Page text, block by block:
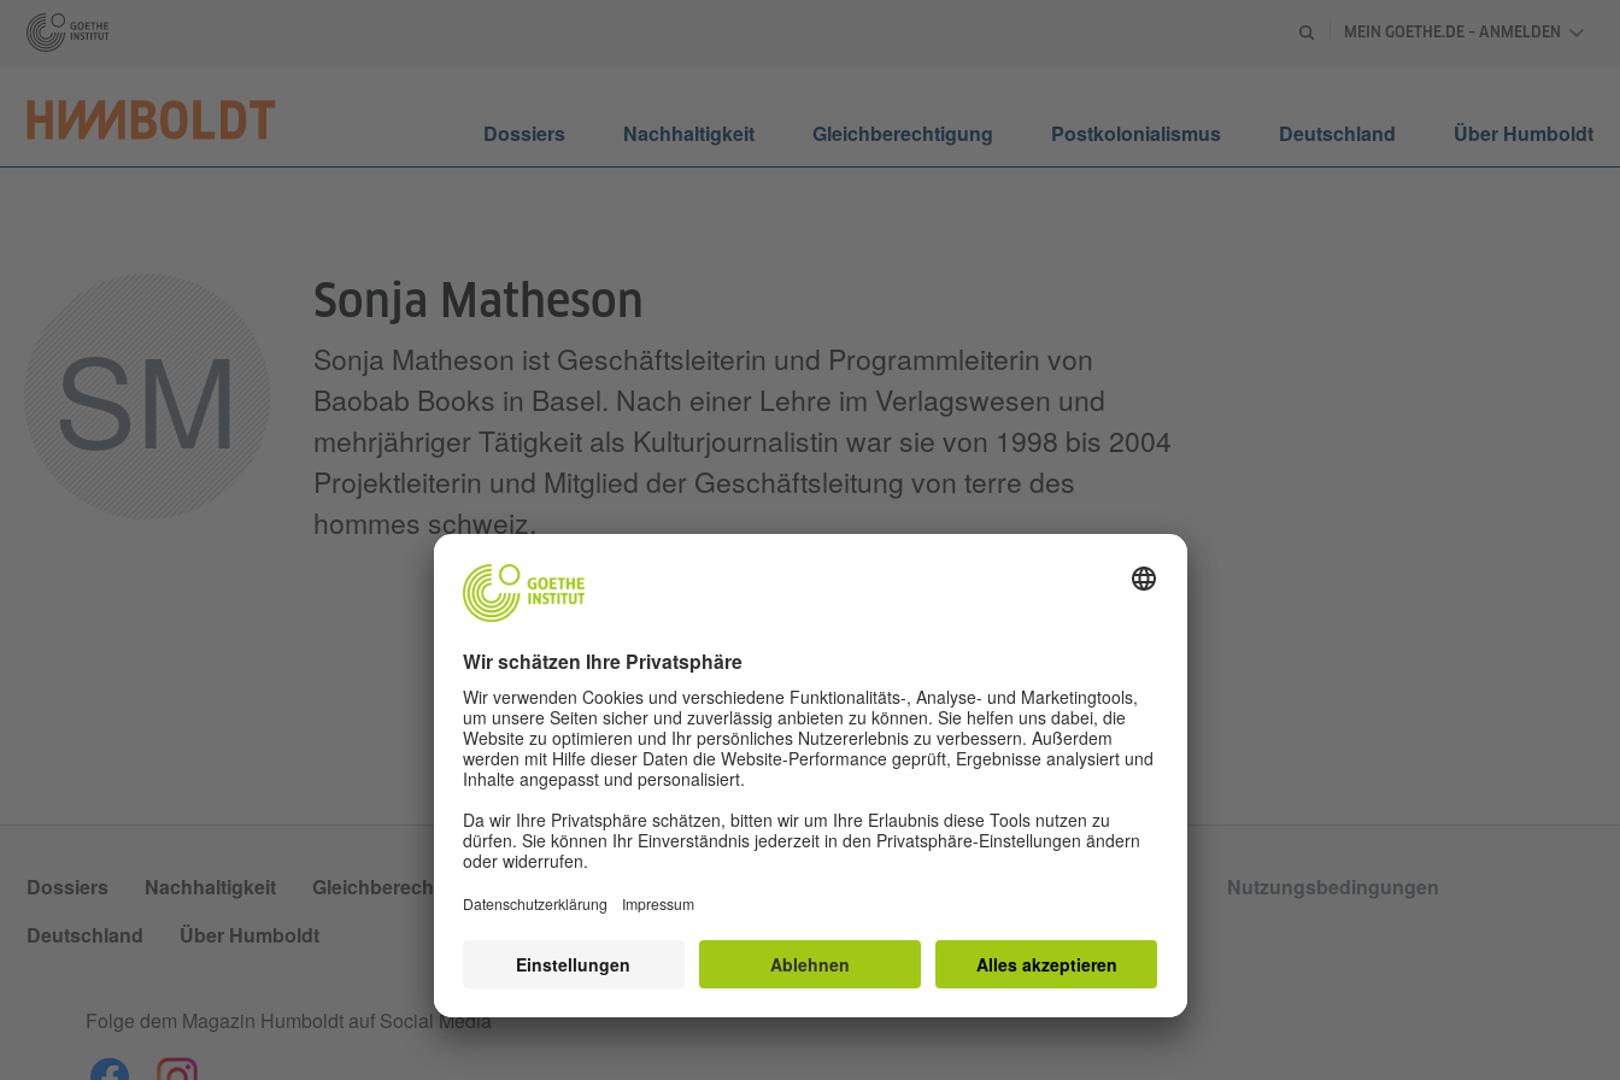
MEIN GOETHE.DE – ANMELDEN
Dossiers Nachhaltigkeit Gleichberechtigung Postkolonialismus Deutschland Über Humboldt
SM
Sonja Matheson
Sonja Matheson ist Geschäftsleiterin und Programmleiterin von
Baobab Books in Basel. Nach einer Lehre im Verlagswesen und
mehrjähriger Tätigkeit als Kulturjournalistin war sie von 1998 bis 2004
Projektleiterin und Mitglied der Geschäftsleitung von terre des
hommes schweiz.
REDAKTION UND AUTOR*INNEN
Dossiers Nachhaltigkeit Gleichberechtigung
Deutschland
Über Humboldt
Nutzungsbedingungen
Folge dem Magazin Humboldt auf Social Media